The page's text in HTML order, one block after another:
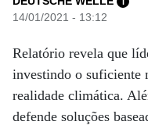
14/01/2021 - 13:12
Relatório revela que
investindo o suficiente
realidade climática.
defende soluções